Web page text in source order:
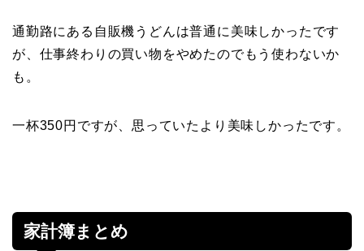
通勤路にある自販機うどんは普通に美味しかったです
が、仕事終わりの買い物をやめたのでもう使わないか
も。
一杯350円ですが、思っていたより美味しかったです。
家計簿まとめ